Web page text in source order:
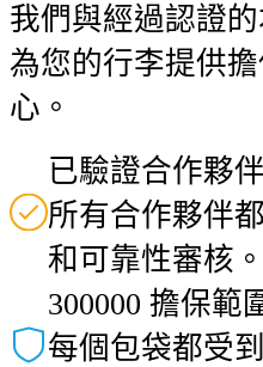
我們與經過認證
為您的行李提供
心。
已驗證合作夥伴
所有合作夥伴
和可靠性審核。
300000 擔保範
每個包袋都受